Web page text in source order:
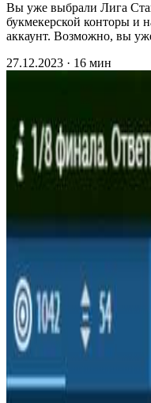
Вы уже выбрали Лига
букмекерской конторы и
аккаунт. Возможно, вы
27.12.2023 · 16 мин